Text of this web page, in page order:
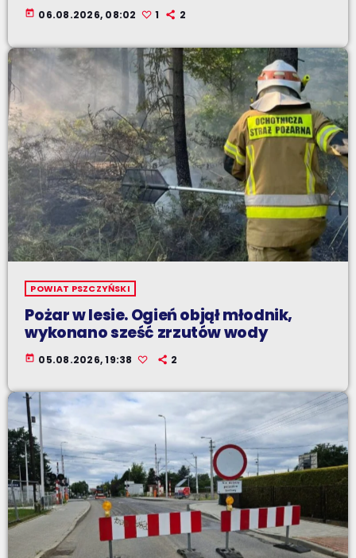
today 06.08.2026, 08:02 1 2
POWIAT PSZCZYŃSKI
Pożar w lesie. Ogień objął młodnik,
wykonano sześć zrzutów wody
today 05.08.2026, 19:38 2